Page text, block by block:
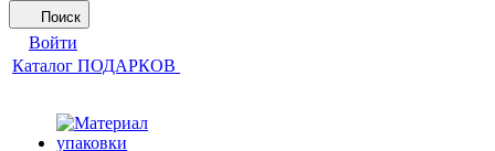
Поиск
Войти
Каталог ПОДАРКОВ